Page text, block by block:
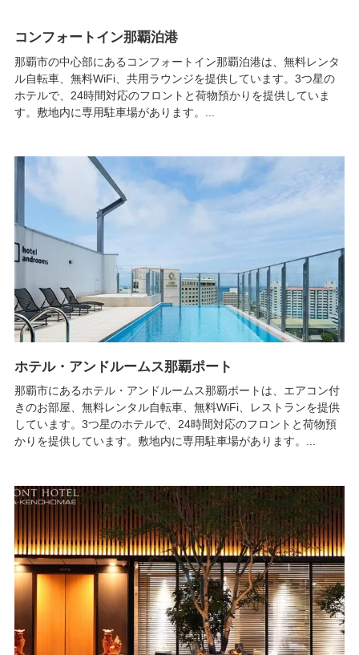
コンフォートイン那覇泊港
那覇市の中心部にあるコンフォートイン那覇泊港は、無料レンタ
ル自転車、無料WiFi、共用ラウンジを提供しています。3つ星の
ホテルで、24時間対応のフロントと荷物預かりを提供していま
す。敷地内に専用駐車場があります。...
ホテル・アンドルームス那覇ポート
那覇市にあるホテル・アンドルームス那覇ポートは、エアコン付
きのお部屋、無料レンタル自転車、無料WiFi、レストランを提供
しています。3つ星のホテルで、24時間対応のフロントと荷物預
かりを提供しています。敷地内に専用駐車場があります。...